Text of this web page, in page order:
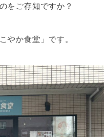
をご存知ですか？
やか食堂」です。